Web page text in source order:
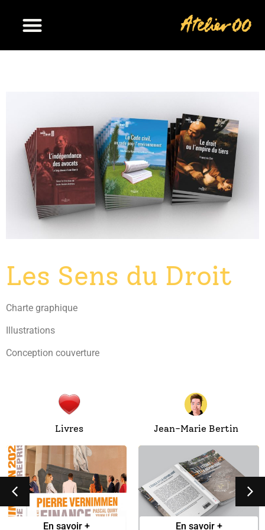
Les Sens du Droit
Charte graphique
Illustrations
Conception couverture
Livres Jean-Marie Bertin
Finance
d’entreprise 2026
En savoir +
L’école et la
république
En savoir +